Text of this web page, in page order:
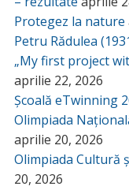
Protegez la nature
Petru Rădulea
„My first project
aprilie 22, 2026
Școală eTwinning
Olimpiada
aprilie 20, 2026
Olimpiada Cultură
20, 2026